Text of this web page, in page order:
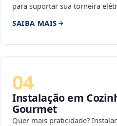
para suportar sua torneira
SAIBA MAIS
04
Instalação em
Gourmet
Quer mais praticidade?